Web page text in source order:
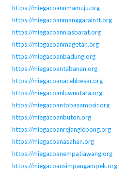
https://miegacoannmamuju.org
https://miegacoanmanggaraintt.org
https://miegacoanniasbarat.org
https://miegacoanmagetan.org
https://miegacoanbadung.org
https://miegacoantabanan.org
https://miegacoanacehbesar.org
https://miegacoanluwuutara.org
https://miegacoantobasamosir.org
https://miegacoanbuton.org
https://miegacoanrejanglebong.org
https://miegacoanasahan.org
https://miegacoanempatlawang.org
https://miegacoansimpangampek.org